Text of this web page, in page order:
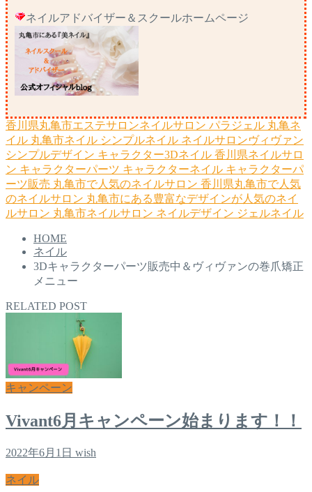
ネイルアドバイザー＆スクールホームページ
香川県丸亀市エステサロンネイルサロン パラジェル 丸亀ネ
イル 丸亀市ネイル シンプルネイル ネイルサロンヴィヴァン
シンプルデザイン キャラクター3Dネイル 香川県ネイルサロ
ン キャラクターパーツ キャラクターネイル キャラクターパ
ーツ販売 丸亀市で人気のネイルサロン 香川県丸亀市で人気
のネイルサロン 丸亀市にある豊富なデザインが人気のネイ
ルサロン 丸亀市ネイルサロン ネイルデザイン ジェルネイル
HOME
ネイル
3Dキャラクターパーツ販売中＆ヴィヴァンの巻爪矯正
メニュー
RELATED POST
キャンペーン
Vivant6月キャンペーン始まります！！
2022年6月1日 wish
ネイル